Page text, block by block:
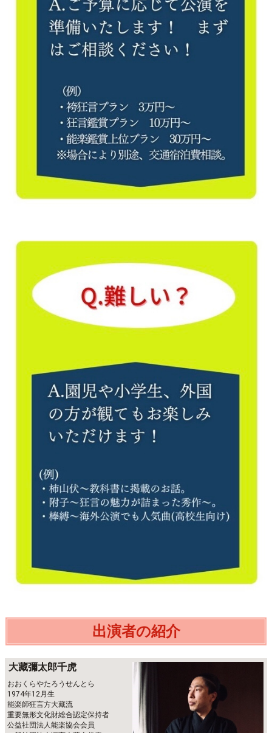
出演者の紹介
大藏彌太郎千虎
おおくらやたろうせんとら
1974年12月生
能楽師狂言方大藏流
重要無形文化財総合認定保持者
公益社団法人能楽協会会員